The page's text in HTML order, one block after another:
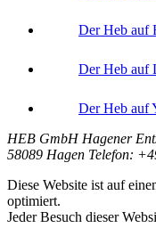
Der Heb auf
Der Heb auf
Der Heb auf
HEB GmbH Hagener
58089 Hagen Telefon:
Diese Website ist auf
optimiert.
Jeder Besuch dieser